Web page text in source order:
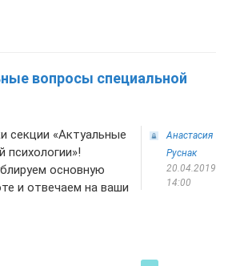
вопросы специальной
секции «Актуальные
психологии»!
основную
и отвечаем на ваши
Анастасия
Руснак
20.04.2019
14:00